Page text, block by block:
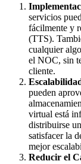
servicios
fácilmente y
(TTS).
cualquier
el NOC, sin
cliente.
pueden
virtual está
distribuirse
satisfacer la
mejor
Reducir el